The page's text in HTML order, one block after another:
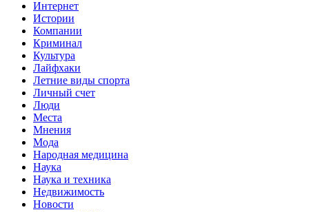
Интернет
Истории
Компании
Криминал
Культура
Лайфхаки
Летние виды спорта
Личный счет
Люди
Места
Мнения
Мода
Народная медицина
Наука
Наука и техника
Недвижимость
Новости